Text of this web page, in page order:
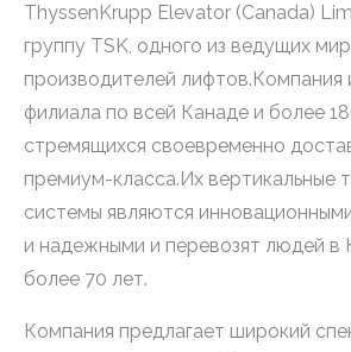
ThyssenKrupp Elevator (Canada)
группу TSK, одного из ведущих
производителей лифтов.Компания
филиала по всей Канаде и более
стремящихся своевременно
премиум-класса.Их вертикальные
системы являются
и надежными и перевозят людей в
более 70 лет.
Компания предлагает широкий